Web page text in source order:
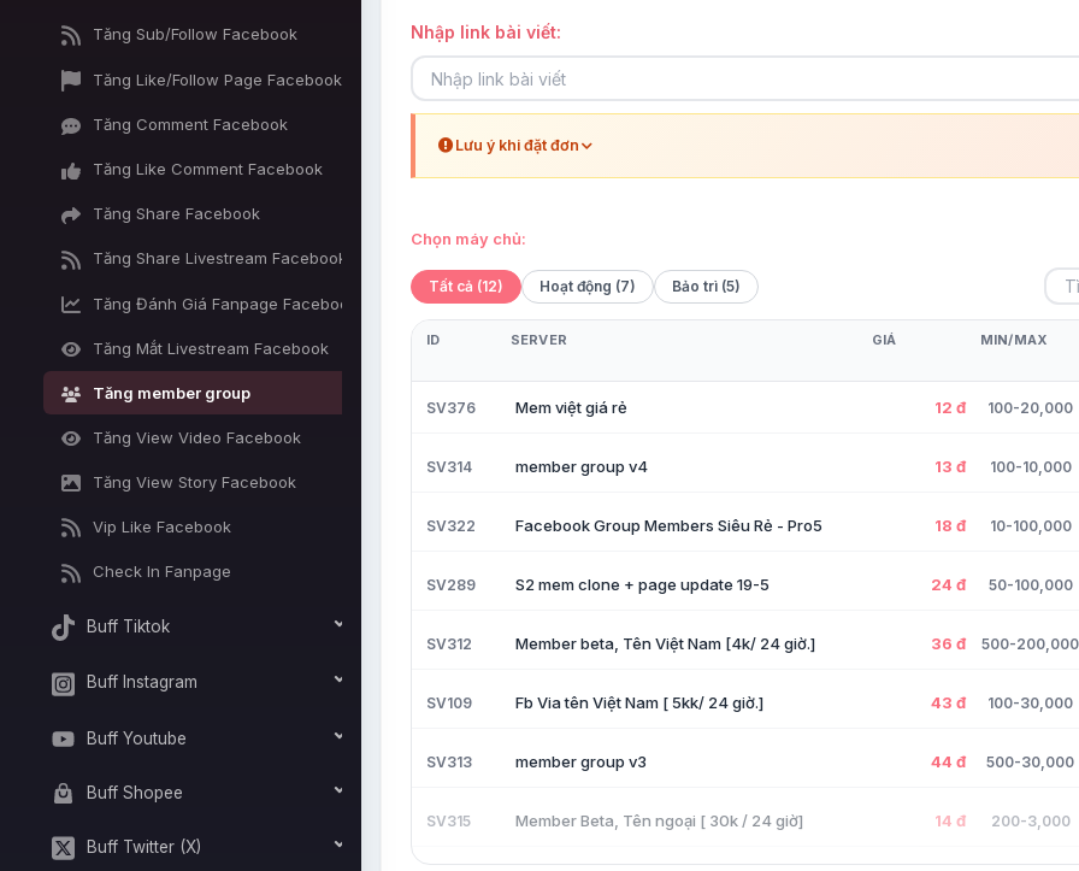
Tăng Sub/Follow Facebook
Tăng Like/Follow Page Facebook
Tăng Comment Facebook
Tăng Like Comment Facebook
Tăng Share Facebook
Tăng Share Livestream Facebook
Tăng Đánh Giá Fanpage Facebook
Tăng Mắt Livestream Facebook
Tăng member group
Tăng View Video Facebook
Tăng View Story Facebook
Vip Like Facebook
Check In Fanpage
Buff Tiktok
Buff Instagram
Buff Youtube
Buff Shopee
Buff Twitter (X)
Nhập link bài viết:
Lưu ý khi đặt đơn
Chọn máy chủ:
Tất cả (12) Hoạt động (7) Bảo trì (5)
ID SERVER GIÁ MIN/MAX
SV376 Mem việt giá rẻ 12 đ 100-20,000
SV314 member group v4 13 đ 100-10,000
SV322 Facebook Group Members Siêu Rẻ - Pro5 18 đ 10-100,000
SV289 S2 mem clone + page update 19-5 24 đ 50-100,000
SV312 Member beta, Tên Việt Nam [4k/ 24 giờ.] 36 đ 500-200,000
SV109 Fb Via tên Việt Nam [ 5kk/ 24 giờ.] 43 đ 100-30,000
SV313 member group v3 44 đ 500-30,000
SV315 Member Beta, Tên ngoại [ 30k / 24 giờ] 14 đ 200-3,000